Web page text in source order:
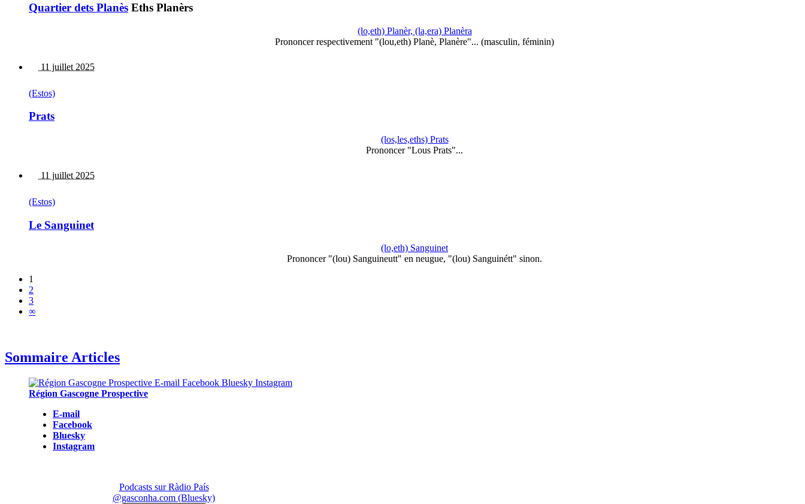
Quartier dets Planès Eths Planèrs
(lo,eth) Planèr, (la,era) Planèra
Prononcer respectivement "(lou,eth) Planè, Planère"... (masculin, féminin)
11 juillet 2025
(Estos)
Prats
(los,les,eths) Prats
Prononcer "Lous Prats"...
11 juillet 2025
(Estos)
Le Sanguinet
(lo,eth) Sanguinet
Prononcer "(lou) Sanguineutt" en neugue, "(lou) Sanguinétt" sinon.
1
2
3
∞
Sommaire Articles
Région Gascogne Prospective
E-mail
Facebook
Bluesky
Instagram
Podcasts sur Ràdio País
@gasconha.com (Bluesky)